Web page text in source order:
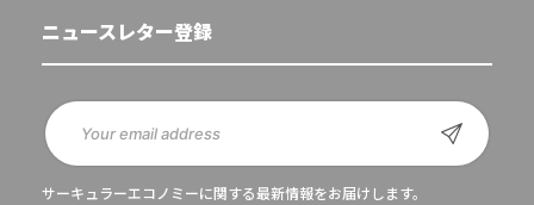
ニュースレター登録
サーキュラーエコノミーに関する最新情報をお届けします。